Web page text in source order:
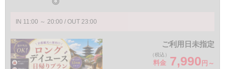
IN 11:00 ～ 20:00 / OUT 23:00
ご利用日未指定
（税込）
料金 7,990 円～